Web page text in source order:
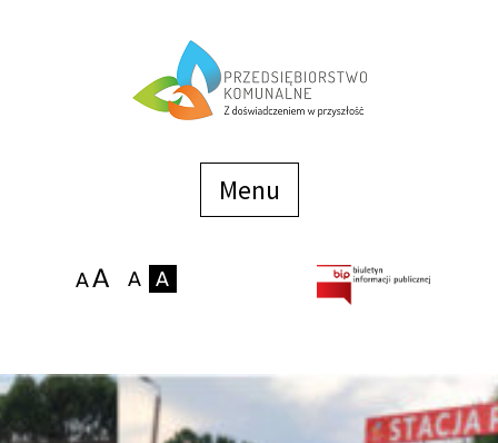
Menu
Zakłady
Podaj stan wodomierza